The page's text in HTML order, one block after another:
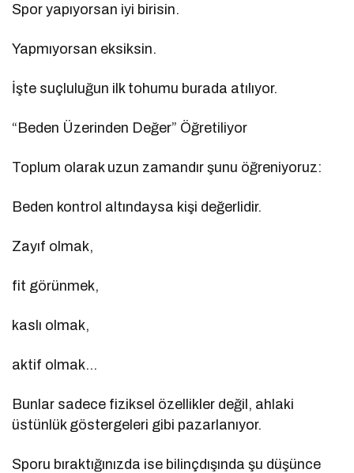
Spor yapıyorsan iyi birisin.
Yapmıyorsan eksiksin.
İşte suçluluğun ilk tohumu burada atılıyor.
“Beden Üzerinden Değer” Öğretiliyor
Toplum olarak uzun zamandır şunu öğreniyoruz:
Beden kontrol altındaysa kişi değerlidir.
Zayıf olmak,
fit görünmek,
kaslı olmak,
aktif olmak…
Bunlar sadece fiziksel özellikler değil, ahlaki
üstünlük göstergeleri gibi pazarlanıyor.
Sporu bıraktığınızda ise bilinçdışında şu düşünce